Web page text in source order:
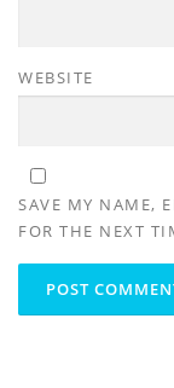
WEBSITE
SAVE MY NAME,
FOR THE NEXT